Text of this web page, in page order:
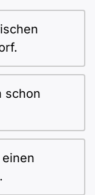
schon